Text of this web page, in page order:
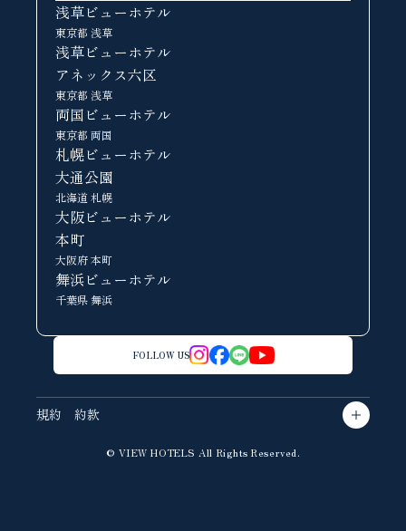
浅草ビューホテル
東京都 浅草
浅草ビューホテル
アネックス六区
東京都 浅草
両国ビューホテル
東京都 両国
札幌ビューホテル
大通公園
北海道 札幌
大阪ビューホテル
本町
大阪府 本町
舞浜ビューホテル
千葉県 舞浜
FOLLOW US
規約 約款
© VIEW HOTELS All Rights Reserved.